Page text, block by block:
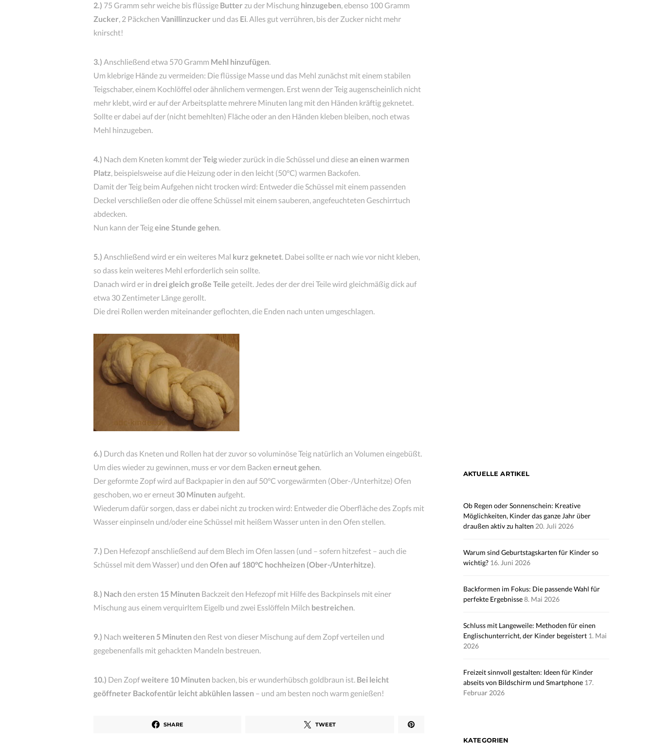
2.) 75 Gramm sehr weiche bis flüssige Butter zu der Mischung hinzugeben, ebenso 100 Gramm
Zucker, 2 Päckchen Vanillinzucker und das Ei. Alles gut verrühren, bis der Zucker nicht mehr
knirscht!
3.) Anschließend etwa 570 Gramm Mehl hinzufügen.
Um klebrige Hände zu vermeiden: Die flüssige Masse und das Mehl zunächst mit einem stabilen
Teigschaber, einem Kochlöffel oder ähnlichem vermengen. Erst wenn der Teig augenscheinlich nicht
mehr klebt, wird er auf der Arbeitsplatte mehrere Minuten lang mit den Händen kräftig geknetet.
Sollte er dabei auf der (nicht bemehlten) Fläche oder an den Händen kleben bleiben, noch etwas
Mehl hinzugeben.
4.) Nach dem Kneten kommt derTeigwieder zurück in die Schüssel und diesean einen warmen
Platz, beispielsweise auf die Heizung oder in den leicht (50°C) warmen Backofen.
Damit der Teig beim Aufgehen nicht trocken wird: Entweder die Schüssel mit einem passenden
Deckel verschließen oder die offene Schüssel mit einem sauberen, angefeuchteten Geschirrtuch
abdecken.
Nun kann der Teigeine Stunde gehen.
5.) Anschließend wird er ein weiteres Mal kurz geknetet. Dabei sollte er nach wie vor nicht kleben,
so dass kein weiteres Mehl erforderlich sein sollte.
Danach wird er in drei gleich große Teile geteilt. Jedes der der drei Teile wird gleichmäßig dick auf
etwa 30 Zentimeter Länge gerollt.
Die drei Rollen werden miteinander geflochten, die Enden nach unten umgeschlagen.
6.) Durch das Kneten und Rollen hat der zuvor so voluminöse Teig natürlich an Volumen eingebüßt.
Um dies wieder zu gewinnen, muss er vor dem Backen erneut gehen.
Der geformte Zopf wird auf Backpapier in den auf 50°C vorgewärmten (Ober-/Unterhitze) Ofen
geschoben, wo er erneut 30 Minuten aufgeht.
Wiederum dafür sorgen, dass er dabei nicht zu trocken wird: Entweder die Oberfläche des Zopfs mit
Wasser einpinseln und/oder eine Schüssel mit heißem Wasser unten in den Ofen stellen.
7.) Den Hefezopf anschließend auf dem Blech im Ofen lassen (und – sofern hitzefest – auch die
Schüssel mit dem Wasser) und den Ofen auf 180°C hochheizen (Ober-/Unterhitze).
8.) Nach den ersten 15 Minuten Backzeit den Hefezopf mit Hilfe des Backpinsels mit einer
Mischung aus einem verquirltem Eigelb und zwei Esslöffeln Milch bestreichen.
9.) Nach weiteren 5 Minuten den Rest von dieser Mischung auf dem Zopf verteilen und
gegebenenfalls mit gehackten Mandeln bestreuen.
10.) Den Zopfweitere 10 Minuten backen, bis er wunderhübsch goldbraun ist. Bei leicht
geöffneter Backofentür leicht abkühlen lassen – und am besten noch warm genießen!
SHARE TWEET
AKTUELLE ARTIKEL
Ob Regen oder Sonnenschein: Kreative
Möglichkeiten, Kinder das ganze Jahr über
draußen aktiv zu halten 20. Juli 2026
Warum sind Geburtstagskarten für Kinder so
wichtig? 16. Juni 2026
Backformen im Fokus: Die passende Wahl für
perfekte Ergebnisse8. Mai 2026
Schluss mit Langeweile: Methoden für einen
Englischunterricht, der Kinder begeistert 1. Mai
2026
Freizeit sinnvoll gestalten: Ideen für Kinder
abseits von Bildschirm und Smartphone 17.
Februar 2026
KATEGORIEN